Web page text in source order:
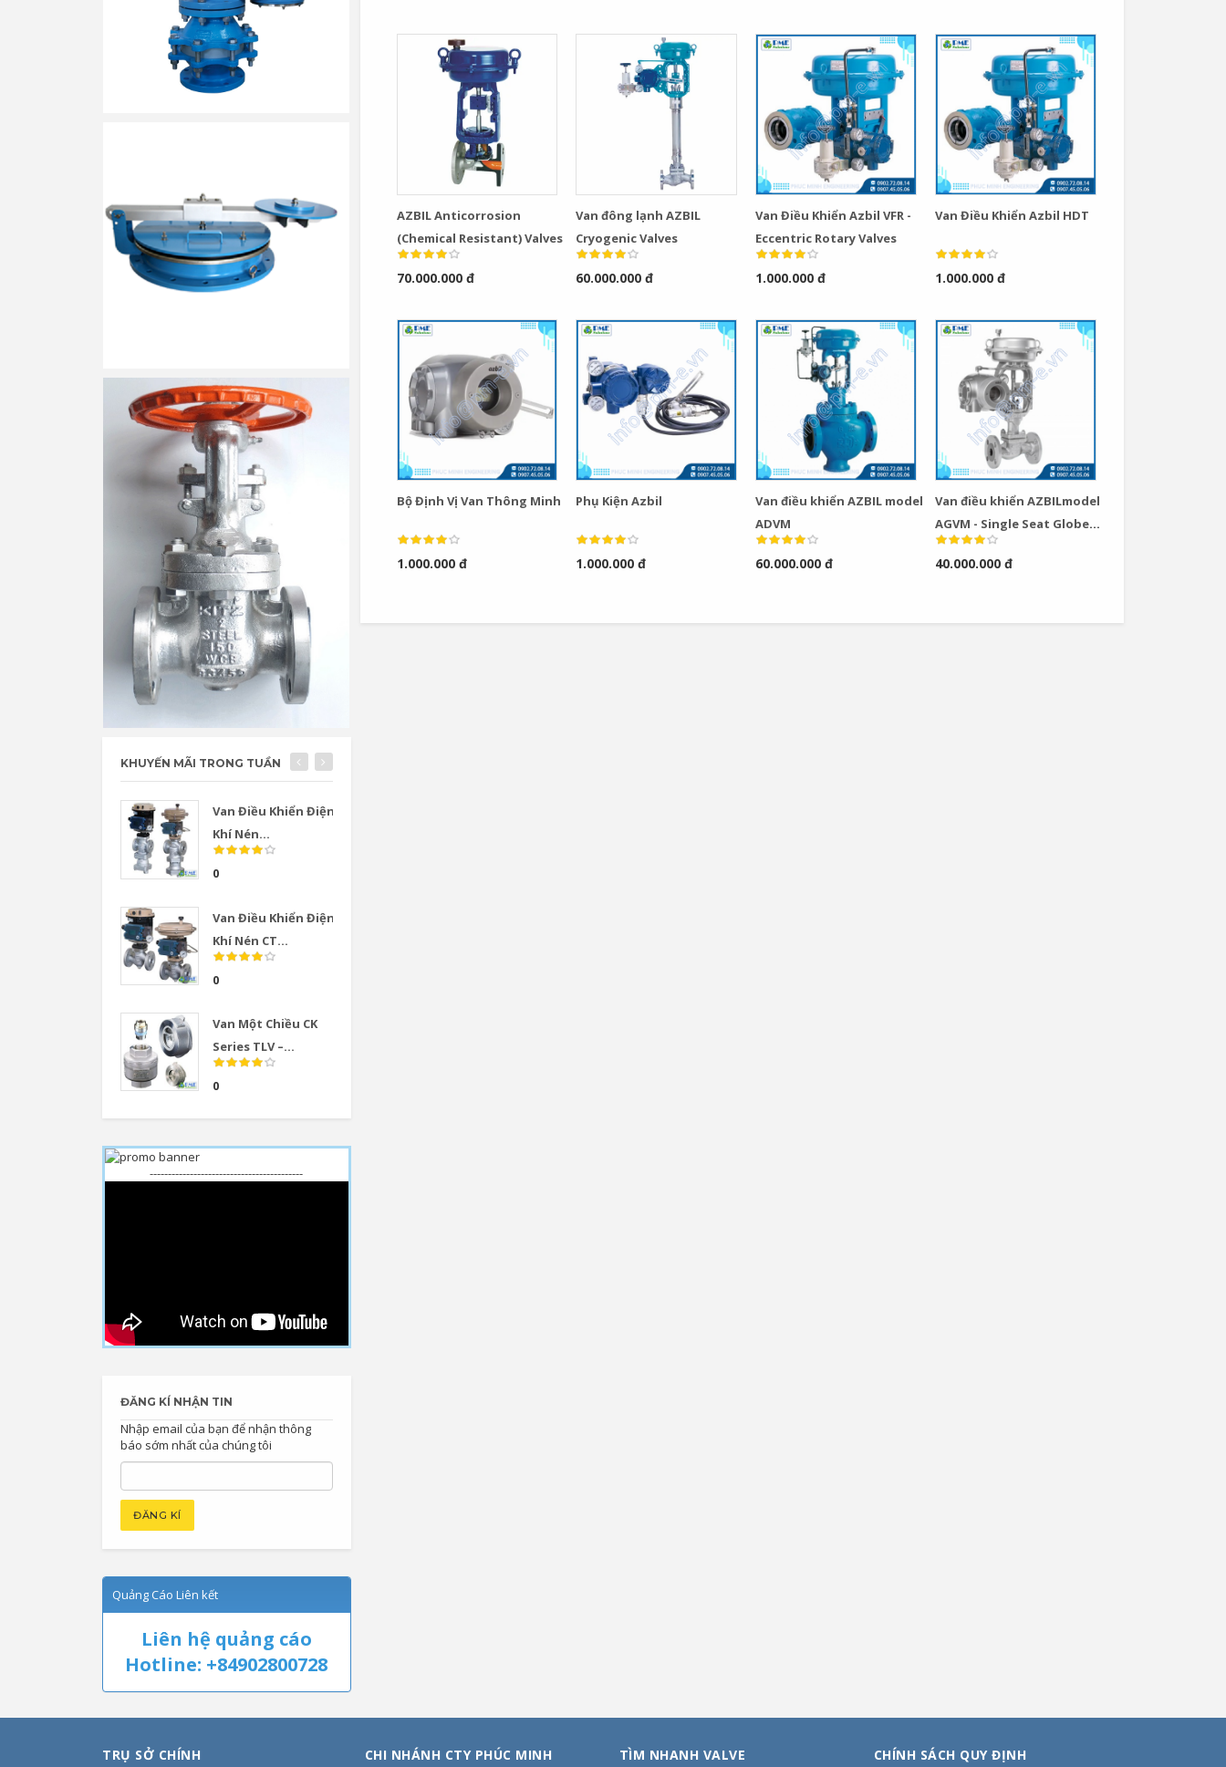
AZBIL Anticorrosion
(Chemical Resistant) Valves
70.000.000 đ
Van đông lạnh AZBIL
Cryogenic Valves
60.000.000 đ
Van Điều Khiển Azbil VFR -
Eccentric Rotary Valves
1.000.000 đ
Van Điều Khiển Azbil HDT
1.000.000 đ
Bộ Định Vị Van Thông Minh
1.000.000 đ
Phụ Kiện Azbil
1.000.000 đ
Van điều khiển AZBIL model
ADVM
60.000.000 đ
Van điều khiển AZBILmodel
AGVM - Single Seat Globe
Valves
40.000.000 đ
KHUYẾN MÃI TRONG TUẦN
Van Điều Khiển Điện
Khí Nén...
0
Van Điều Khiển Điện
Khí Nén CT...
0
Van Một Chiều CK
Series TLV –...
0
------------------------------------------
ĐĂNG KÍ NHẬN TIN
Nhập email của bạn để nhận thông
báo sớm nhất của chúng tôi
Quảng Cáo Liên kết
Liên hệ quảng cáo
Hotline: +84902800728
TRỤ SỞ CHÍNH CHI NHÁNH CTY PHÚC MINH TÌM NHANH VALVE CHÍNH SÁCH QUY ĐỊNH